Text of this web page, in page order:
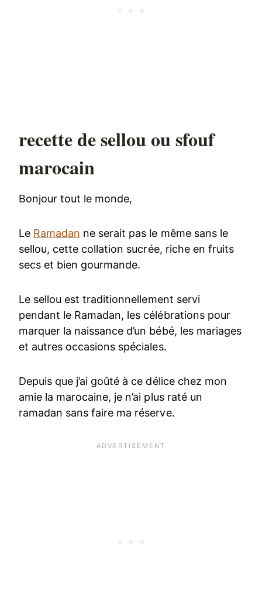
recette de sellou ou sfouf
marocain
Bonjour tout le monde,
Le Ramadan ne serait pas le même sans le
sellou, cette collation sucrée, riche en fruits
secs et bien gourmande.
Le sellou est traditionnellement servi
pendant le Ramadan, les célébrations pour
marquer la naissance d’un bébé, les mariages
et autres occasions spéciales.
Depuis que j’ai goûté à ce délice chez mon
amie la marocaine, je n’ai plus raté un
ramadan sans faire ma réserve.